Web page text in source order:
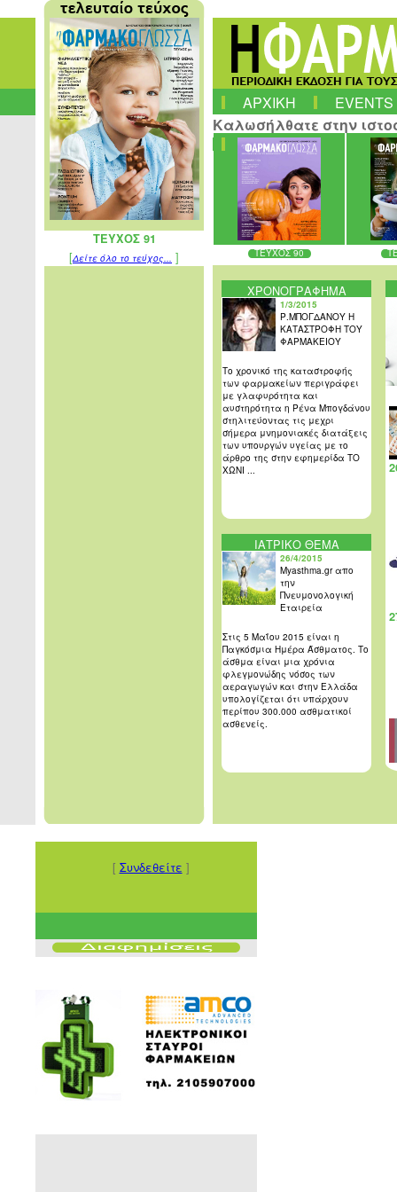
ΤΕΥΧΟΣ 91
[Δείτε όλο το τεύχος... ]
ΑΡΧΙΚΗ
EVENTS
Καλωσήλθατε στην
ΤΕΥΧΟΣ 90
ΧΡΟΝΟΓΡΑΦΗΜΑ
1/3/2015
Ρ.ΜΠΟΓΔΑΝΟΥ Η
ΚΑΤΑΣΤΡΟΦΗ ΤΟΥ
ΦΑΡΜΑΚΕΙΟΥ
Το χρονικό της καταστροφής
των φαρμακείων περιγράφει
με γλαφυρότητα και
αυστηρότητα η Ρένα Μπογδάνου
στηλιτεύοντας τις μεχρι
σήμερα μνημονιακές διατάξεις
των υπουργών υγείας με το
άρθρο της στην εφημερίδα ΤΟ
ΧΩΝΙ ...
ΙΑΤΡΙΚΟ ΘΕΜΑ
26/4/2015
Myasthma.gr απο
την
Πνευμονολογική
Εταιρεία
Στις 5 Μαΐου 2015 είναι η
Παγκόσμια Ημέρα Άσθματος. Το
άσθμα είναι μια χρόνια
φλεγμονώδης νόσος των
αεραγωγών και στην Ελλάδα
υπολογίζεται ότι υπάρχουν
περίπου 300.000 ασθματικοί
ασθενείς.
[ Συνδεθείτε ]